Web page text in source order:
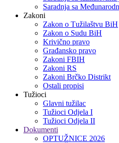
Saradnja sa
Zakoni
Zakon o Тužilaštvu BiH
Zakon o Sudu BiH
Krivično pravo
Građansko pravo
Zakoni FBIH
Zakoni RS
Zakoni Brčko Distrikt
Ostali propisi
Tužioci
Glavni tužilac
Tužioci Odjela I
Tužioci Odjela II
Dokumenti
OPTUŽNICE 2026